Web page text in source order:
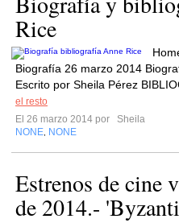
Rice
Biografía 26 marzo 2014
Escrito por Sheila Pérez
el resto
El 26 marzo 2014 por
Sheila
NONE NONE
Estrenos de cine
de 2014.-